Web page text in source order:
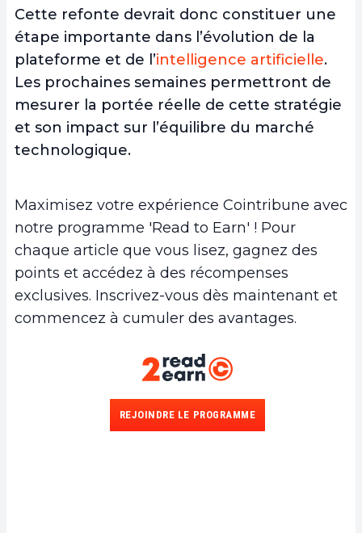
Cette refonte devrait donc constituer une
étape importante dans l’évolution de la
plateforme et de l’intelligence artificielle.
Les prochaines semaines permettront de
mesurer la portée réelle de cette stratégie
et son impact sur l’équilibre du marché
technologique.
Maximisez votre expérience Cointribune avec
notre programme 'Read to Earn' ! Pour
chaque article que vous lisez, gagnez des
points et accédez à des récompenses
exclusives. Inscrivez-vous dès maintenant et
commencez à cumuler des avantages.
REJOINDRE LE PROGRAMME